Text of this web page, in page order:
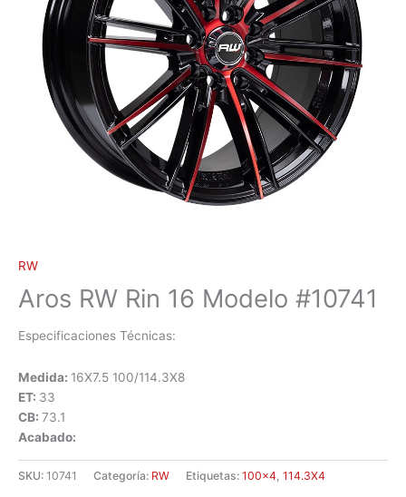
RW
Aros RW Rin 16 Modelo #10741
Especificaciones Técnicas:
Medida: 16X7.5 100/114.3X8
ET: 33
CB: 73.1
Acabado:
SKU: 10741 Categoría: RW Etiquetas: 100x4 114.3X4